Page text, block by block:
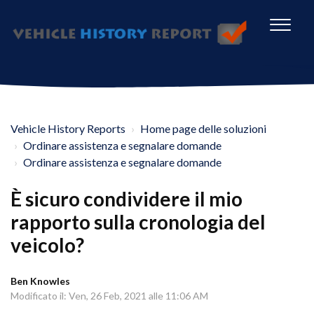
Vehicle History Reports
Home page delle soluzioni
Ordinare assistenza e segnalare domande
Ordinare assistenza e segnalare domande
È sicuro condividere il mio
rapporto sulla cronologia del
veicolo?
Ben Knowles
Modificato il: Ven, 26 Feb, 2021 alle 11:06 AM